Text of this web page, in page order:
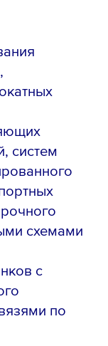
систем
схемами
с
по